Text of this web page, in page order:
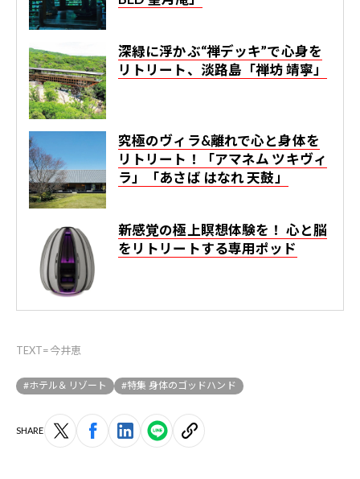
深緑に浮かぶ“禅デッキ”で心身を
リトリート、淡路島「禅坊 靖寧」
究極のヴィラ&離れで心と身体を
リトリート！「アマネム ツキヴィ
ラ」「あさば はなれ 天鼓」
新感覚の極上瞑想体験を！ 心と脳
をリトリートする専用ポッド
TEXT=今井恵
#ホテル＆リゾート #特集 身体のゴッドハンド
SHARE